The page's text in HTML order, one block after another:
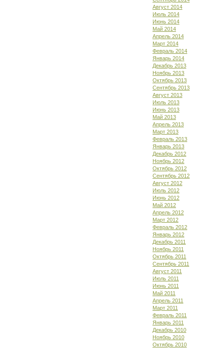
Август 2014
Июль 2014
Июнь 2014
Май 2014
Апрель 2014
Март 2014
Февраль 2014
Январь 2014
Декабрь 2013
Ноябрь 2013
Октябрь 2013
Сентябрь 2013
Август 2013
Июль 2013
Июнь 2013
Май 2013
Апрель 2013
Март 2013
Февраль 2013
Январь 2013
Декабрь 2012
Ноябрь 2012
Октябрь 2012
Сентябрь 2012
Август 2012
Июль 2012
Июнь 2012
Май 2012
Апрель 2012
Март 2012
Февраль 2012
Январь 2012
Декабрь 2011
Ноябрь 2011
Октябрь 2011
Сентябрь 2011
Август 2011
Июль 2011
Июнь 2011
Май 2011
Апрель 2011
Март 2011
Февраль 2011
Январь 2011
Декабрь 2010
Ноябрь 2010
Октябрь 2010